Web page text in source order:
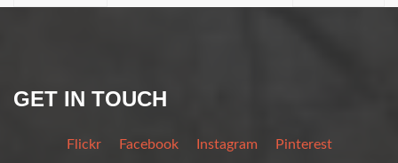
GET IN TOUCH
Flickr Facebook Instagram Pinterest